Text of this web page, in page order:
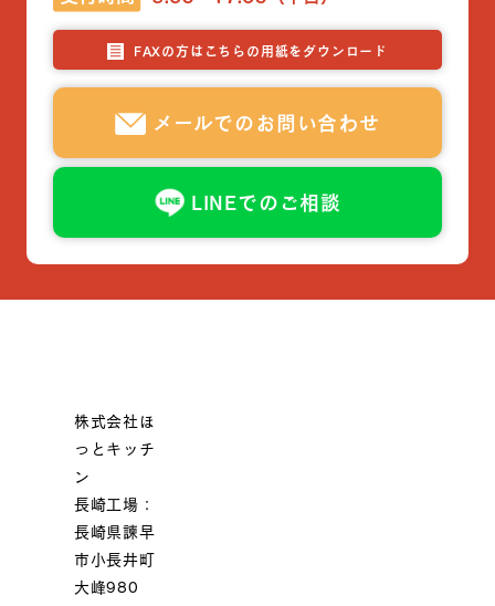
FAXの方はこちらの用紙をダウンロード
メールでのお問い合わせ
LINEでのご相談
株式会社ほ
っとキッチ
ン
長崎工場：
長崎県諫早
市小長井町
大峰980